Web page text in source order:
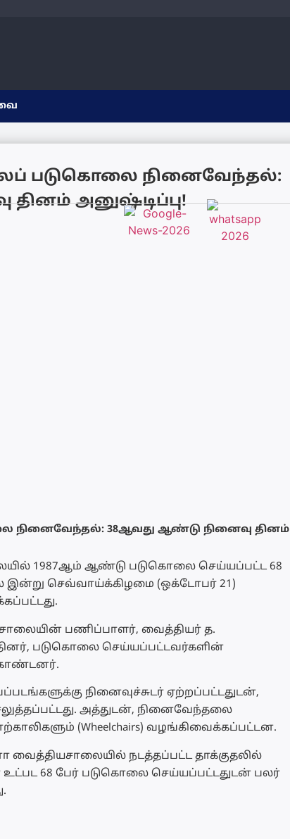
படுகொலை நினைவேந்தல்:
அனுஷ்டிப்பு!
38ஆவது ஆண்டு நினைவு தினம்
1987ஆம் ஆண்டு படுகொலை செய்யப்பட்ட 68
செவ்வாய்க்கிழமை (ஒக்டோபர் 21)
பணிப்பாளர், வைத்தியர் த.
படுகொலை செய்யப்பட்டவர்களின்
நினைவுச்சுடர் ஏற்றப்பட்டதுடன்,
அத்துடன், நினைவேந்தலை
(Wheelchairs) வழங்கிவைக்கப்பட்டன.
நடத்தப்பட்ட தாக்குதலில்
68 பேர் படுகொலை செய்யப்பட்டதுடன் பலர்